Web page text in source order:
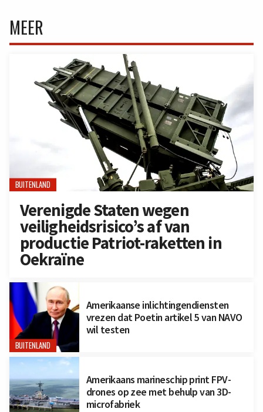
MEER
BUITENLAND
Verenigde Staten wegen
veiligheidsrisico’s af van
productie Patriot-raketten in
Oekraïne
BUITENLAND
Amerikaanse inlichtingendiensten
vrezen dat Poetin artikel 5 van NAVO
wil testen
Amerikaans marineschip print FPV-
drones op zee met behulp van 3D-
microfabriek